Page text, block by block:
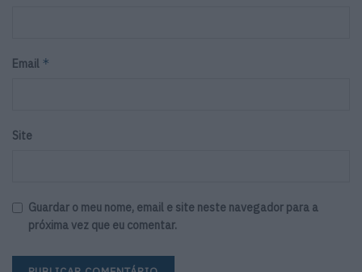
Email *
Site
Guardar o meu nome, email e site neste navegador para a
próxima vez que eu comentar.